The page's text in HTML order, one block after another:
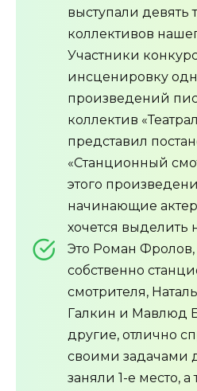
выступали девять
коллективов
Участники
инсценировку
произведений
коллектив
представил
«Станционный
этого
начинающие
хочется выделить
Это Роман
собственно
смотрителя,
Галкин и Мавлюд
другие, отлично
своими задачами
заняли 1-е место, а